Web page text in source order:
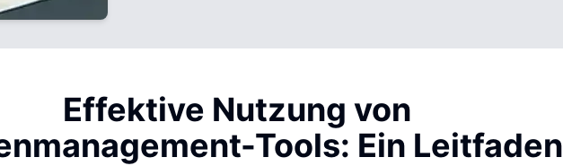
Effektive Nutzung von
Tools: Ein Leitfaden